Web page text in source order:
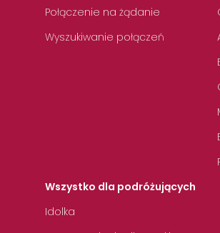
Połączenie na żądanie
Wyszukiwanie połączeń
Wszystko dla podróżujących
Idolka